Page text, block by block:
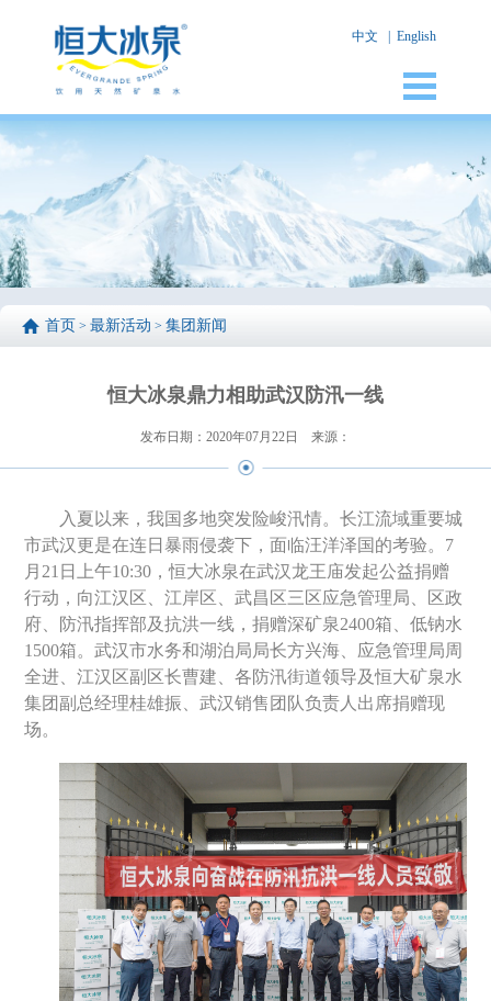
中文 English
首页 > 最新活动 > 集团新闻
恒大冰泉鼎力相助武汉防汛一线
发布日期：2020年07月22日 来源：
入夏以来，我国多地突发险峻汛情。长江流域重要城
市武汉更是在连日暴雨侵袭下，面临汪洋泽国的考验。 7
月 21 日上午10:30 ，恒大冰泉在武汉龙王庙发起公益捐赠
行动，向江汉区、江岸区、武昌区三区应急管理局、区政
府、防汛指挥部及抗洪一线，捐赠深矿泉2400箱、低钠水
1500箱。武汉市水务和湖泊局局长方兴海、应急管理局周
全进、江汉区副区长曹建、各防汛街道领导及恒大矿泉水
集团副总经理桂雄振、武汉销售团队负责人出席捐赠现
场。